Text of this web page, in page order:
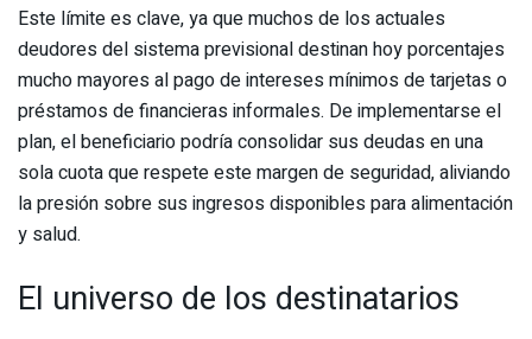
Este límite es clave, ya que muchos de los actuales
deudores del sistema previsional destinan hoy porcentajes
mucho mayores al pago de intereses mínimos de tarjetas o
préstamos de financieras informales. De implementarse el
plan, el beneficiario podría consolidar sus deudas en una
sola cuota que respete este margen de seguridad, aliviando
la presión sobre sus ingresos disponibles para alimentación
y salud.
El universo de los destinatarios